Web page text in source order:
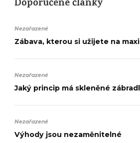
Doporučené články
Nezařazené
Zábava, kterou si užijete na
Nezařazené
Jaký princip má skleněné
Nezařazené
Výhody jsou nezaměnitelné